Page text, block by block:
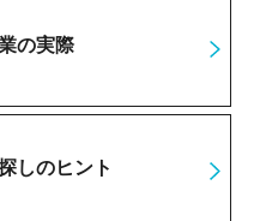
の実際
しのヒント